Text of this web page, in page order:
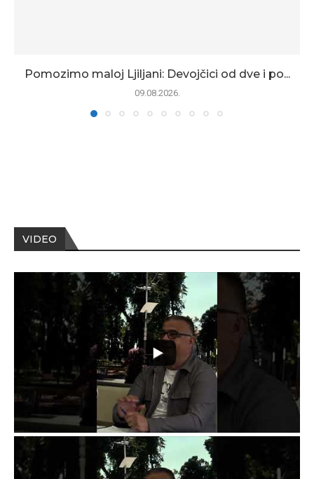
Pomozimo maloj Ljiljani: Devojčici od dve i po...
09.08.2026.
VIDEO